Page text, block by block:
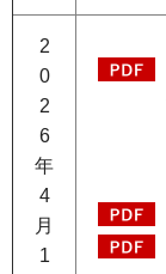
2
0
2
6
年
4
月
1